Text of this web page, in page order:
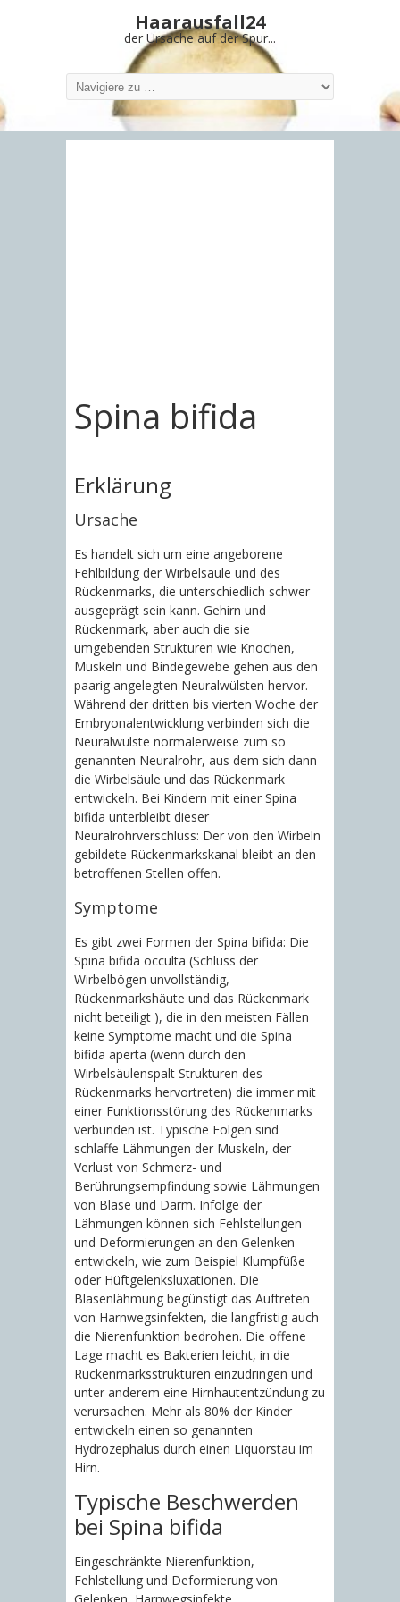
Haarausfall24
der Ursache auf der Spur...
Spina bifida
Erklärung
Ursache
Es handelt sich um eine angeborene
Fehlbildung der Wirbelsäule und des
Rückenmarks, die unterschiedlich schwer
ausgeprägt sein kann. Gehirn und
Rückenmark, aber auch die sie
umgebenden Strukturen wie Knochen,
Muskeln und Bindegewebe gehen aus den
paarig angelegten Neuralwülsten hervor.
Während der dritten bis vierten Woche der
Embryonalentwicklung verbinden sich die
Neuralwülste normalerweise zum so
genannten Neuralrohr, aus dem sich dann
die Wirbelsäule und das Rückenmark
entwickeln. Bei Kindern mit einer Spina
bifida unterbleibt dieser
Neuralrohrverschluss: Der von den Wirbeln
gebildete Rückenmarkskanal bleibt an den
betroffenen Stellen offen.
Symptome
Es gibt zwei Formen der Spina bifida: Die
Spina bifida occulta (Schluss der
Wirbelbögen unvollständig,
Rückenmarkshäute und das Rückenmark
nicht beteiligt ), die in den meisten Fällen
keine Symptome macht und die Spina
bifida aperta (wenn durch den
Wirbelsäulenspalt Strukturen des
Rückenmarks hervortreten) die immer mit
einer Funktionsstörung des Rückenmarks
verbunden ist. Typische Folgen sind
schlaffe Lähmungen der Muskeln, der
Verlust von Schmerz- und
Berührungsempfindung sowie Lähmungen
von Blase und Darm. Infolge der
Lähmungen können sich Fehlstellungen
und Deformierungen an den Gelenken
entwickeln, wie zum Beispiel Klumpfüße
oder Hüftgelenksluxationen. Die
Blasenlähmung begünstigt das Auftreten
von Harnwegsinfekten, die langfristig auch
die Nierenfunktion bedrohen. Die offene
Lage macht es Bakterien leicht, in die
Rückenmarksstrukturen einzudringen und
unter anderem eine Hirnhautentzündung zu
verursachen. Mehr als 80% der Kinder
entwickeln einen so genannten
Hydrozephalus durch einen Liquorstau im
Hirn.
Typische Beschwerden
bei Spina bifida
Eingeschränkte Nierenfunktion,
Fehlstellung und Deformierung von